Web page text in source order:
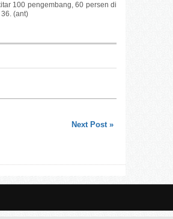
100 pengembang, 60 persen di
(ant)
Next Post »